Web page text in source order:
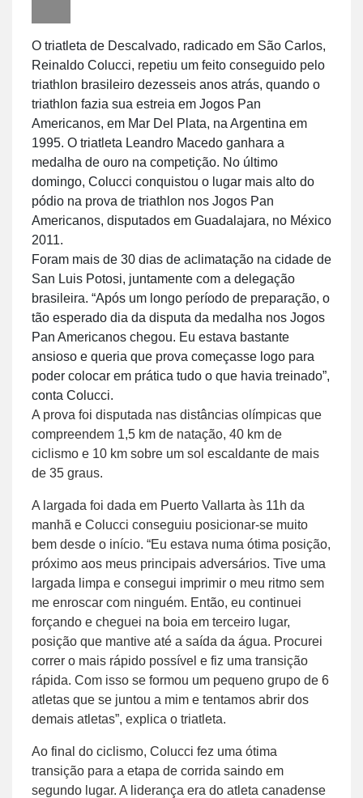
O triatleta de Descalvado, radicado em São Carlos,
Reinaldo Colucci, repetiu um feito conseguido pelo
triathlon brasileiro dezesseis anos atrás, quando o
triathlon fazia sua estreia em Jogos Pan
Americanos, em Mar Del Plata, na Argentina em
1995. O triatleta Leandro Macedo ganhara a
medalha de ouro na competição. No último
domingo, Colucci conquistou o lugar mais alto do
pódio na prova de triathlon nos Jogos Pan
Americanos, disputados em Guadalajara, no México
2011.
Foram mais de 30 dias de aclimatação na cidade de
San Luis Potosi, juntamente com a delegação
brasileira. “Após um longo período de preparação, o
tão esperado dia da disputa da medalha nos Jogos
Pan Americanos chegou. Eu estava bastante
ansioso e queria que prova começasse logo para
poder colocar em prática tudo o que havia treinado”,
conta Colucci.
A prova foi disputada nas distâncias olímpicas que
compreendem 1,5 km de natação, 40 km de
ciclismo e 10 km sobre um sol escaldante de mais
de 35 graus.
A largada foi dada em Puerto Vallarta às 11h da
manhã e Colucci conseguiu posicionar-se muito
bem desde o início. “Eu estava numa ótima posição,
próximo aos meus principais adversários. Tive uma
largada limpa e consegui imprimir o meu ritmo sem
me enroscar com ninguém. Então, eu continuei
forçando e cheguei na boia em terceiro lugar,
posição que mantive até a saída da água. Procurei
correr o mais rápido possível e fiz uma transição
rápida. Com isso se formou um pequeno grupo de 6
atletas que se juntou a mim e tentamos abrir dos
demais atletas”, explica o triatleta.
Ao final do ciclismo, Colucci fez uma ótima
transição para a etapa de corrida saindo em
segundo lugar. A liderança era do atleta canadense